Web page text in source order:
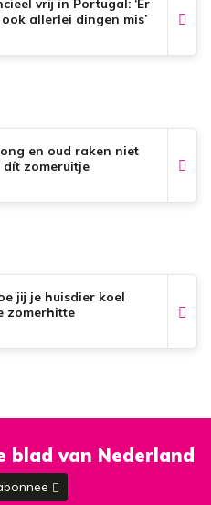
vrij in Portugal: ‘Er
allerlei dingen mis’
en oud raken niet
zomeruitje
jij je huisdier koel
zomerhitte
blad van Nederland